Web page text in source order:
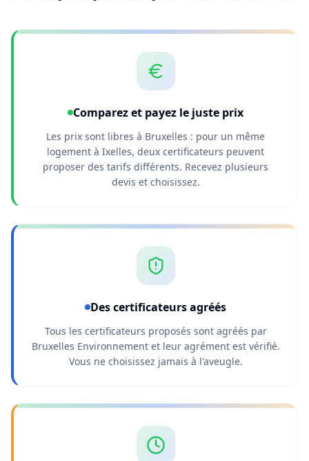
Comparez et payez le juste prix
Les prix sont libres à Bruxelles : pour un même
logement à Ixelles, deux certificateurs peuvent
proposer des tarifs différents. Recevez plusieurs
devis et choisissez.
Des certificateurs agréés
Tous les certificateurs proposés sont agréés par
Bruxelles Environnement et leur agrément est vérifié.
Vous ne choisissez jamais à l'aveugle.